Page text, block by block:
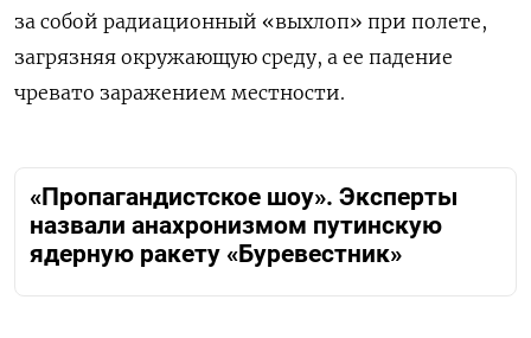
за собой радиационный «выхлоп» при полете,
загрязняя окружающую среду, а ее падение
чревато заражением местности.
«Пропагандистское шоу». Эксперты
назвали анахронизмом путинскую
ядерную ракету «Буревестник»